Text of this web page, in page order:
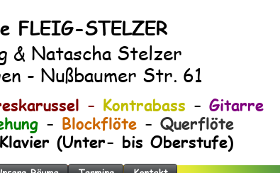
- Kontrabass - Gitarre
- Blockflöte - Querflöte
(Unter- bis Oberstufe)
FLEIG-STELZER
& Natascha Stelzer
- Nußbaumer Str. 61